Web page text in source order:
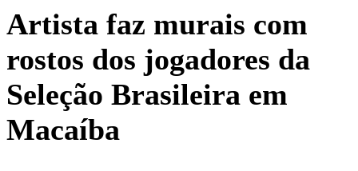
Artista faz murais com
rostos dos jogadores da
Seleção Brasileira em
Macaíba